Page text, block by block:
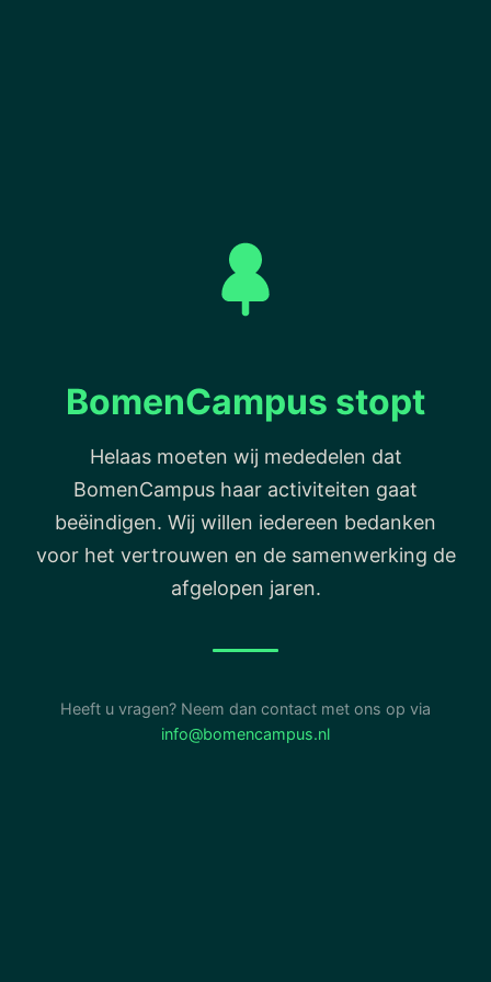
BomenCampus stopt
Helaas moeten wij mededelen dat
BomenCampus haar activiteiten gaat
beëindigen. Wij willen iedereen bedanken
voor het vertrouwen en de samenwerking de
afgelopen jaren.
Heeft u vragen? Neem dan contact met ons op via
info@bomencampus.nl